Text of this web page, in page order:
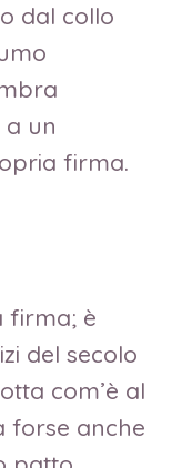
dal collo
un
firma.
firma; è
del secolo
com’è al
forse anche